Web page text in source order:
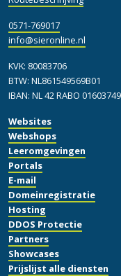
Websites
Webshops
Leeromgevingen
Portals
E-mail
Domeinregistratie
Hosting
DDOS Protectie
Partners
Showcases
Prijslijst alle diensten
0571-769017
info@sieronline.nl
KVK: 80083706
BTW: NL861549569B01
IBAN: NL 42 RABO